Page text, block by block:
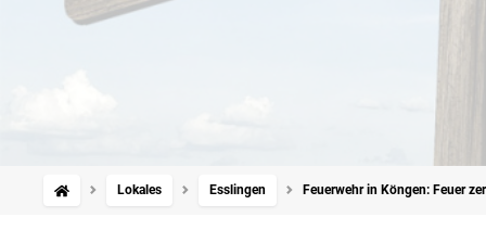
Lokales Esslingen Feuerwehr in Köngen: Feuer